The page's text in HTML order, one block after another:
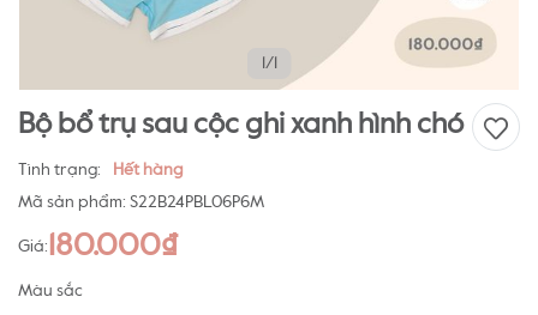
1/1
Bộ bổ trụ sau cộc ghi xanh hình chó
Tình trạng:
Hết hàng
Mã sản phẩm: S22B24PBL06P6M
Giá: 180.000₫
Màu sắc